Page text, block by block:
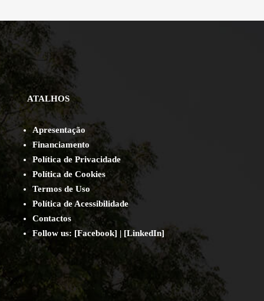
ATALHOS
Apresentação
Financiamento
Política de Privacidade
Política de Cookies
Termos de Uso
Política de Acessibilidade
Contactos
Follow us: [Facebook] | [LinkedIn]